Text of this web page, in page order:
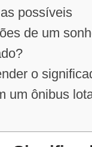
possíveis
de um
o
um ônibus